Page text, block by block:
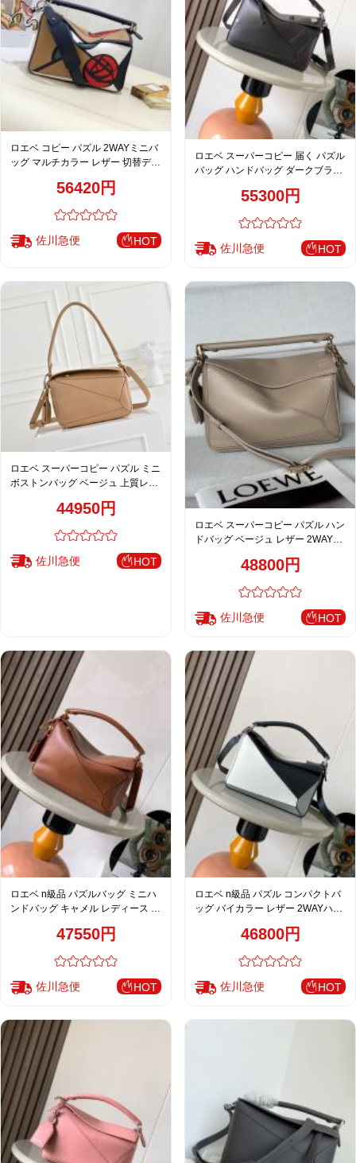
ロエベ コピー パズル 2WAYミニバ
ッグ マルチカラー レザー 切替デザ
56420円
佐川急便 HOT
ロエベ スーパーコピー 届く パズル
バッグ ハンドバッグ ダークブラウ
55300円
佐川急便 HOT
ロエベ スーパーコピー パズル ミニ
ボストンバッグ ベージュ 上質レザ
44950円
佐川急便 HOT
ロエベ スーパーコピー パズル ハン
ドバッグ ベージュ レザー 2WAYシ
48800円
佐川急便 HOT
ロエベ n級品 パズルバッグ ミニハ
ンドバッグ キャメル レディース 通
47550円
佐川急便 HOT
ロエベ n級品 パズル コンパクトバ
ッグ バイカラー レザー 2WAYハン
46800円
佐川急便 HOT